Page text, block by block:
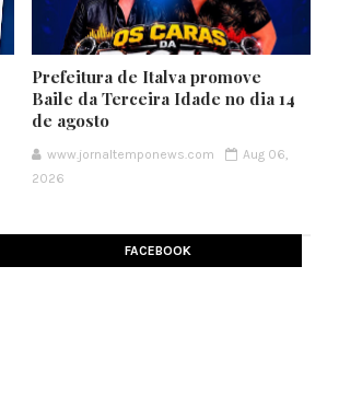
Prefeitura de Italva promove
Baile da Terceira Idade no dia 14
de agosto
www.jornaltemponews.com
Aug 06,
2026
FACEBOOK